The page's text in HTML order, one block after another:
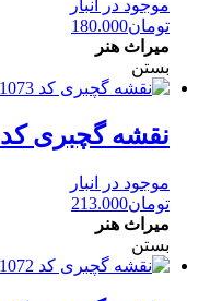
موجود در انبار
تومان180.000
میراث هنر
بستن
نقشه گچبری کد H-1073
موجود در انبار
تومان213.000
میراث هنر
بستن